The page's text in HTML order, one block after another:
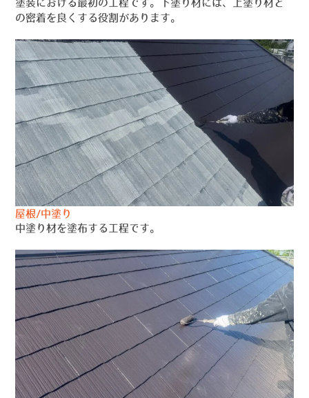
塗装における最初の工程です。下塗り材には、上塗り材と
の密着を良くする役割があります。
屋根/中塗り
中塗り材を塗布する工程です。